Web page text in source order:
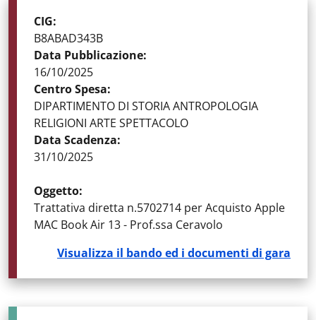
STATO DELLA GARA
CIG:
B8ABAD343B
Data Pubblicazione:
16/10/2025
Centro Spesa:
DIPARTIMENTO DI STORIA ANTROPOLOGIA
RELIGIONI ARTE SPETTACOLO
Data Scadenza:
31/10/2025
Oggetto:
Trattativa diretta n.5702714 per Acquisto Apple
MAC Book Air 13 - Prof.ssa Ceravolo
Visualizza il bando ed i documenti di gara